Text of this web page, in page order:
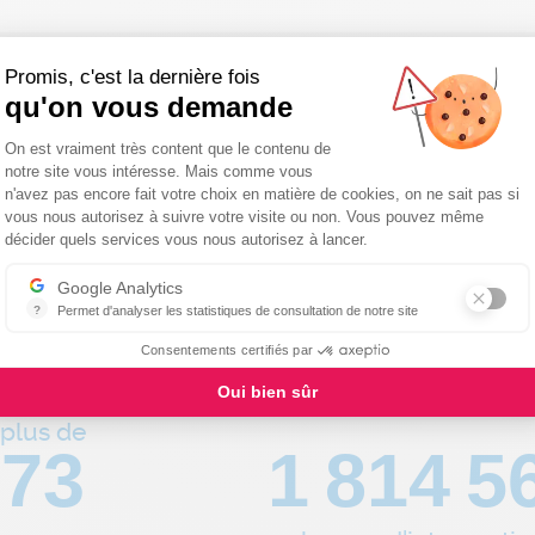
réseau national de
plus de
80 1 995
Promis, c'est la dernière fois
qu'on vous demande
Plateforme de Gestion du
On est vraiment très content que le contenu de
notre site vous intéresse. Mais comme vous
n'avez pas encore fait votre choix en matière de cookies, on ne sait pas si
vous nous autorisez à suivre votre visite ou non. Vous pouvez même
décider quels services vous nous autorisez à lancer.
?
Google Analytics
Permet d'analyser les statistiques de consultation de notre site
Indispensable pour piloter notre site internet, il permet de mesurer
Consentements certifiés par
Oui bien sûr
Axeptio consent